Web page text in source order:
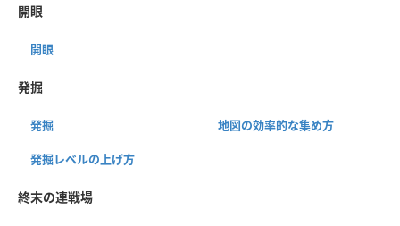
開眼
開眼
発掘
発掘 地図の効率的な集め方
発掘レベルの上げ方
終末の連戦場